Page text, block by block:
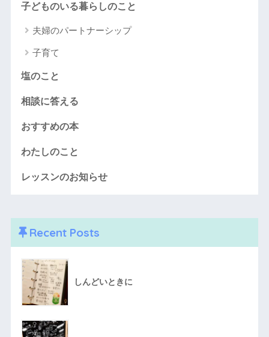
子どものいる暮らしのこと
夫婦のパートナーシップ
子育て
塩のこと
相談に答える
おすすめの本
わたしのこと
レッスンのお知らせ
Recent Posts
しんどいときに